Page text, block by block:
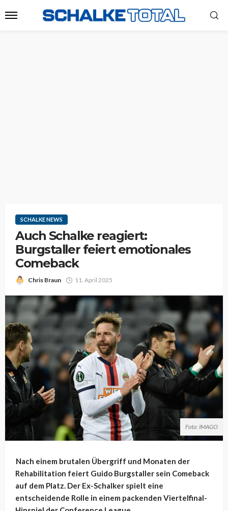
SCHALKE NEWS
Auch Schalke reagiert:
Burgstaller feiert emotionales
Comeback
Chris Braun 11. April 2025
Foto: IMAGO
Nach einem brutalen Übergriff und Monaten der
Rehabilitation feiert Guido Burgstaller sein Comeback
auf dem Platz. Der Ex-Schalker spielt eine
entscheidende Rolle in einem packenden Viertelfinal-